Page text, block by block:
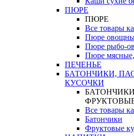
ПЮРЕ
ПЮРЕ
Все товары
Пюре
Пюре рыбо-
Пюре мясные,
ПЕЧЕНЬЕ
БАТОНЧИКИ,
КУСОЧКИ
Все товары
Батончики
Фруктовые